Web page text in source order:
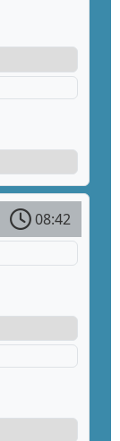
08:42